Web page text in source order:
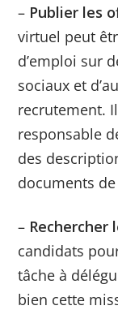
– Publier les
virtuel peut
d’emploi sur
sociaux et
recrutement.
responsable
des
documents
– Rechercher
candidats
tâche à
bien cette